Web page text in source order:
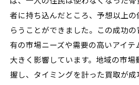
買取業者との契約の際の
市場の変動に対応する柔
広島県呉市広大広での成
高価買取を目指すなら広島県
ておきたい買取の秘訣
者に持ち込んだところ、予想以上の
らうことができました。この成功
有の市場ニーズや需要の高いアイテ
大きく影響しています。地域の市
握し、タイミングを計った買取が成